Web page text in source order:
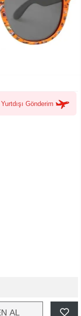
Yurtdışı Gönderim
AL